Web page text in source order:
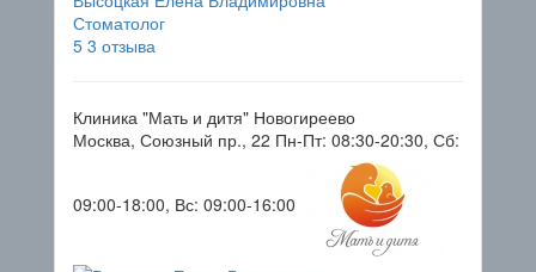
Стоматолог
5 3 отзыва
Клиника "Мать и дитя" Новогиреево
Москва, Союзный пр., 22 Пн-Пт: 08:30-20:30, Сб:
09:00-18:00, Вс: 09:00-16:00